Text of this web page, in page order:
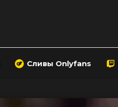
Сливы Onlyfans